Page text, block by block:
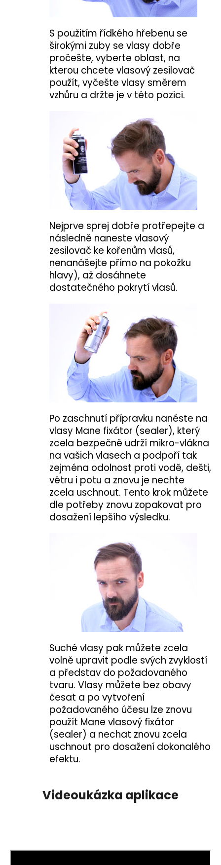
S použitím řídkého hřebenu se
širokými zuby se vlasy dobře
pročešte, vyberte oblast, na
kterou chcete vlasový zesilovač
použít, vyčešte vlasy směrem
vzhůru a držte je v této pozici.
Nejprve sprej dobře protřepejte a
následně naneste vlasový
zesilovač ke kořenům vlasů,
nenanášejte přímo na pokožku
hlavy), až dosáhnete
dostatečného pokrytí vlasů.
Po zaschnutí přípravku nanéste na
vlasy Mane fixátor (sealer), který
zcela bezpečně udrží mikro-vlákna
na vašich vlasech a podpoří tak
zejména odolnost proti vodě, dešti,
větru i potu a znovu je nechte
zcela uschnout. Tento krok můžete
dle potřeby znovu zopakovat pro
dosažení lepšího výsledku.
Suché vlasy pak můžete zcela
volně upravit podle svých zvyklostí
a představ do požadovaného
tvaru. Vlasy můžete bez obavy
česat a po vytvoření
požadovaného účesu lze znovu
použít Mane vlasový fixátor
(sealer) a nechat znovu zcela
uschnout pro dosažení dokonalého
efektu.
Videoukázka aplikace